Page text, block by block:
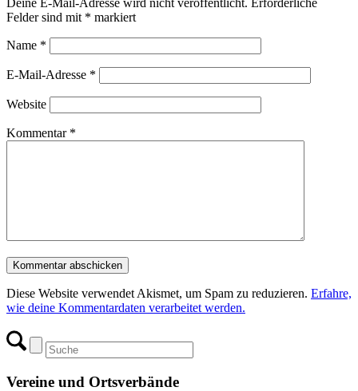
Deine E-Mail-Adresse wird nicht veröffentlicht. Erforderliche
Felder sind mit * markiert
Name *
E-Mail-Adresse *
Website
Kommentar *
Diese Website verwendet Akismet, um Spam zu reduzieren. Erfahre,
wie deine Kommentardaten verarbeitet werden.
Vereine und Ortsverbände